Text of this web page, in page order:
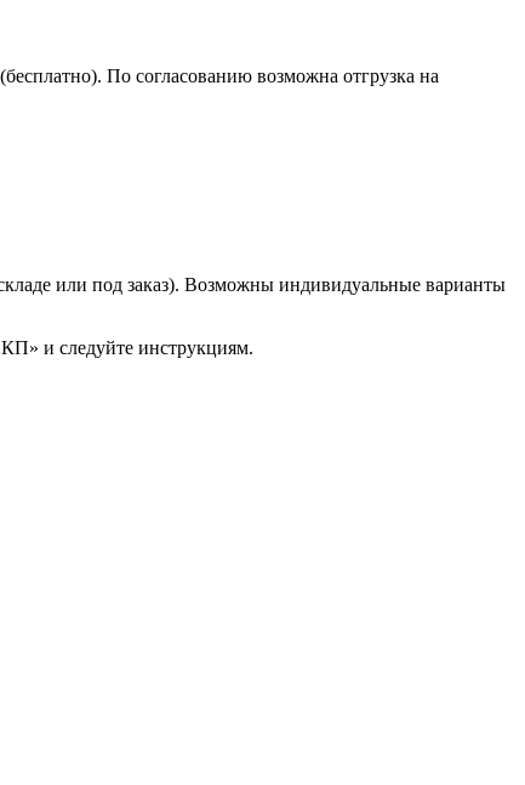
По согласованию возможна отгрузка на
или под заказ). Возможны индивидуальные варианты
и следуйте инструкциям.